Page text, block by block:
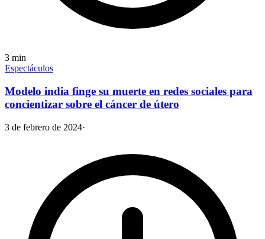
3 min
Espectáculos
Modelo india finge su muerte en redes sociales para
concientizar sobre el cáncer de útero
3 de febrero de 2024·